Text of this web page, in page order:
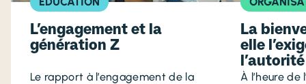
L’engagement et la
génération Z
Le rapport à l’engagement de la
La
elle
À l’heure de